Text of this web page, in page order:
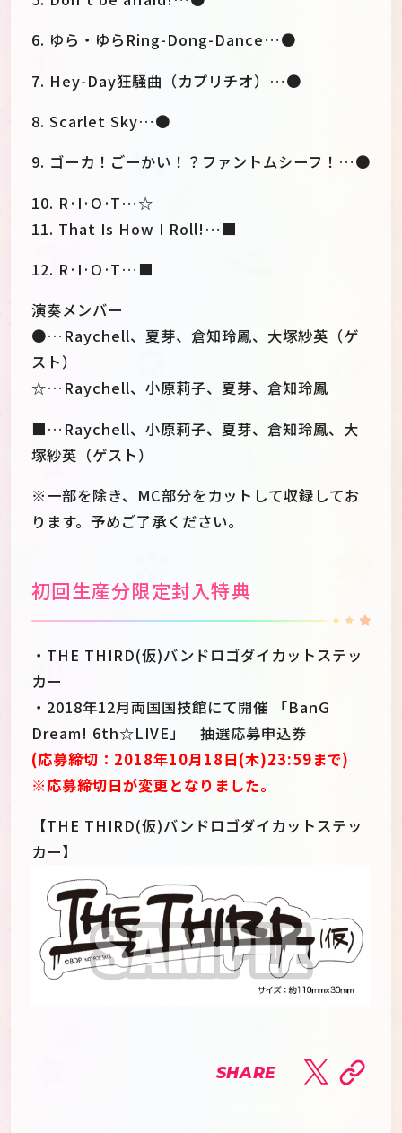
6. ゆら・ゆらRing-Dong-Dance…●
7. Hey-Day狂騒曲（カプリチオ）…●
8. Scarlet Sky…●
9. ゴーカ！ごーかい！？ファントムシーフ！…●
10. R·I·O·T…☆
11. That Is How I Roll!…■
12. R·I·O·T…■
演奏メンバー
●…Raychell、夏芽、倉知玲鳳、大塚紗英（ゲ
スト）
☆…Raychell、小原莉子、夏芽、倉知玲鳳
■…Raychell、小原莉子、夏芽、倉知玲鳳、大
塚紗英（ゲスト）
※一部を除き、MC部分をカットして収録してお
ります。予めご了承ください。
初回生産分限定封入特典
・THE THIRD(仮)バンドロゴダイカットステッ
カー
・2018年12月両国国技館にて開催 「BanG
Dream! 6th☆LIVE」 抽選応募申込券
(応募締切：2018年10月18日(木)23:59まで)
※応募締切日が変更となりました。
【THE THIRD(仮)バンドロゴダイカットステッ
カー】
SHARE